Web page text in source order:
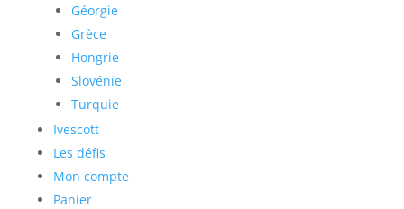
Géorgie
Grèce
Hongrie
Slovénie
Turquie
Ivescott
Les défis
Mon compte
Panier